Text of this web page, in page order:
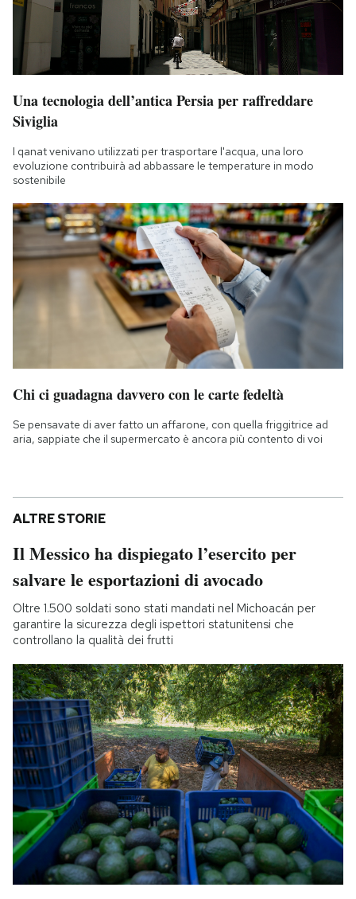
Una tecnologia dell’antica Persia per raffreddare
Siviglia
I qanat venivano utilizzati per trasportare l'acqua, una loro
evoluzione contribuirà ad abbassare le temperature in modo
sostenibile
Chi ci guadagna davvero con le carte fedeltà
Se pensavate di aver fatto un affarone, con quella friggitrice ad
aria, sappiate che il supermercato è ancora più contento di voi
ALTRE STORIE
Il Messico ha dispiegato l’esercito per
salvare le esportazioni di avocado
Oltre 1.500 soldati sono stati mandati nel Michoacán per
garantire la sicurezza degli ispettori statunitensi che
controllano la qualità dei frutti